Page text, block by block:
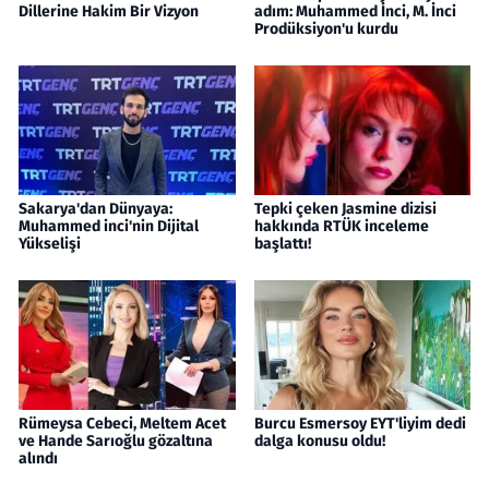
Dillerine Hakim Bir Vizyon
adım: Muhammed İnci, M. İnci
Prodüksiyon'u kurdu
Sakarya'dan Dünyaya:
Muhammed inci'nin Dijital
Yükselişi
Tepki çeken Jasmine dizisi
hakkında RTÜK inceleme
başlattı!
Rümeysa Cebeci, Meltem Acet
ve Hande Sarıoğlu gözaltına
alındı
Burcu Esmersoy EYT'liyim dedi
dalga konusu oldu!